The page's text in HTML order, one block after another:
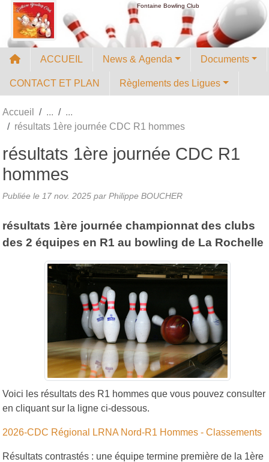
Fontaine Bowling Club
ACCUEIL News & Agenda Documents
CONTACT ET PLAN Règlements des Ligues
Accueil
résultats 1ère journée CDC R1 hommes
résultats 1ère journée CDC R1
hommes
Publiée le 17 nov. 2025 par Philippe BOUCHER
résultats 1ère journée championnat des clubs
des 2 équipes en R1 au bowling de La Rochelle
Voici les résultats des R1 hommes que vous pouvez consulter
en cliquant sur la ligne ci-dessous.
2026-CDC Régional LRNA Nord-R1 Hommes - Classements
Résultats contrastés : une équipe termine première de la 1ère
Panneau de gestion des cookies